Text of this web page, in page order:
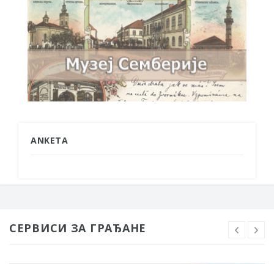
ANKETA
СЕРВИСИ ЗА ГРАЂАНЕ